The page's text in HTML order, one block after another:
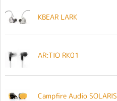
KBEAR LARK
AR:TIO RK01
Campfire Audio SOLARIS